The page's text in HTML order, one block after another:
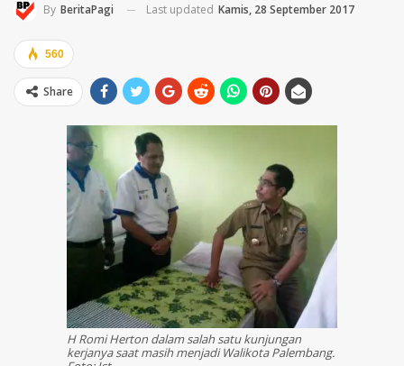
By BeritaPagi Last updated Kamis, 28 September 2017
560
Share
H Romi Herton dalam salah satu kunjungan
kerjanya saat masih menjadi Walikota Palembang.